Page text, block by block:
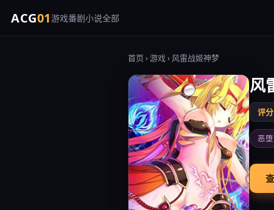
ACG01游戏番剧小说全部
首页 ›游戏› 风雷战姬神梦
风
评
恶堕